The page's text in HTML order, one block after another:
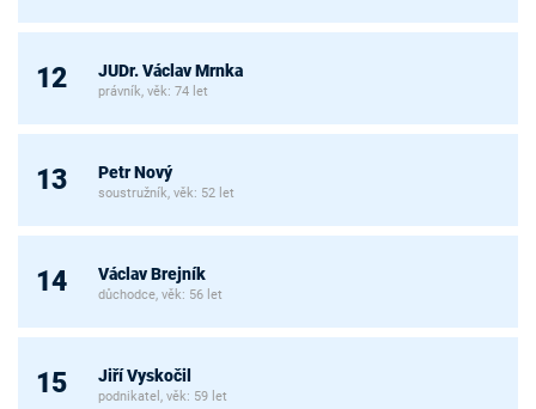
12 JUDr. Václav Mrnka
právník, věk: 74 let
13 Petr Nový
soustružník, věk: 52 let
14 Václav Brejník
důchodce, věk: 56 let
15 Jiří Vyskočil
podnikatel, věk: 59 let